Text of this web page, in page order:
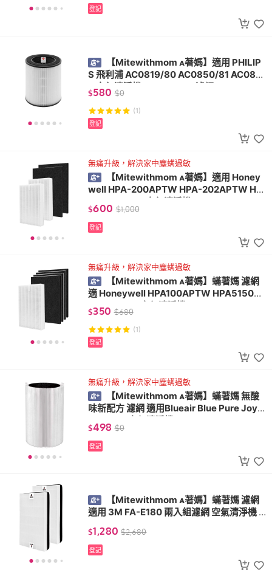
登記
【Mitewithmom 著媽】適用 PHILIP
S 飛利浦 AC0819/80 AC0850/81 AC085
0 空氣清淨機 FY0194/30 濾網
$580 $0
(1)
登記
無痛升級，解決家中塵螨過敏
【Mitewithmom 著媽】適用 Honey
well HPA-200APTW HPA-202APTW HP
A5250WTW 空氣清淨機
$600 $1,000
登記
無痛升級，解決家中塵螨過敏
【Mitewithmom 著媽】蟎著媽 濾網
適 Honeywell HPA100APTW HPA5150W
TW HRF-R1 空氣清淨機
$350 $680
(1)
登記
無痛升級，解決家中塵螨過敏
【Mitewithmom 著媽】蟎著媽 無酸
味新配方 濾網 適用Blueair Blue Pure Joy S
411 3210 空氣清淨機
$498 $0
登記
【Mitewithmom 著媽】蟎著媽 濾網
適用 3M FA-E180 兩入組濾網 空氣清淨機 U
$1,280 $2,680
登記